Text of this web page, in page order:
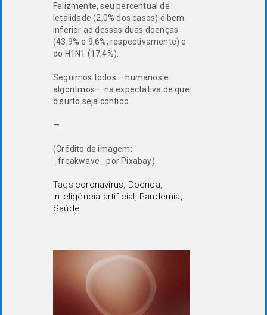
Felizmente, seu percentual de
letalidade (2,0% dos casos) é bem
inferior ao dessas duas doenças
(43,9% e 9,6%, respectivamente) e
do H1N1 (17,4%).
Seguimos todos – humanos e
algoritmos – na expectativa de que
o surto seja contido.
—
(Crédito da imagem:
_freakwave_ por Pixabay)
Tags:coronavirus Doença
Inteligência artificial Pandemia
Saúde